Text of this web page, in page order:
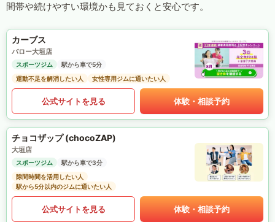
間帯や続けやすい環境かも見ておくと安心です。
カーブス
バロー大垣店
スポーツジム
駅から車で5分
運動不足を解消したい人
女性専用ジムに通いたい人
公式サイトを見る 体験・相談予約
チョコザップ (chocoZAP)
大垣店
スポーツジム
駅から車で3分
隙間時間を活用したい人
駅から5分以内のジムに通いたい人
公式サイトを見る 体験・相談予約